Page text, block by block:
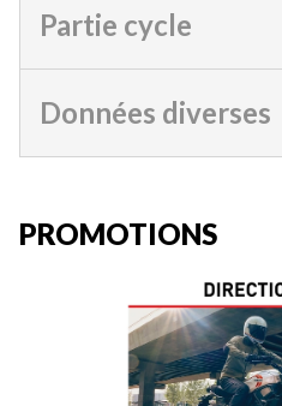
Partie cycle
Données diverses
PROMOTIONS